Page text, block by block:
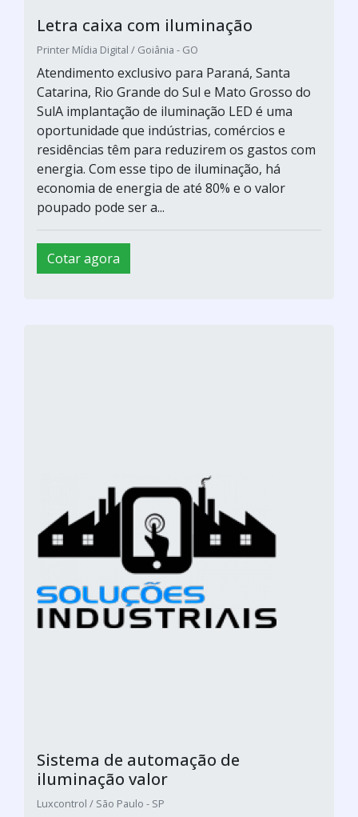
Letra caixa com iluminação
Printer Mídia Digital / Goiânia - GO
Atendimento exclusivo para Paraná, Santa
Catarina, Rio Grande do Sul e Mato Grosso do
SulA implantação de iluminação LED é uma
oportunidade que indústrias, comércios e
residências têm para reduzirem os gastos com
energia. Com esse tipo de iluminação, há
economia de energia de até 80% e o valor
poupado pode ser a...
Cotar agora
Sistema de automação de
iluminação valor
Luxcontrol / São Paulo - SP